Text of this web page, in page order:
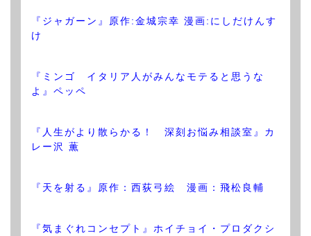
『ジャガーン』原作:金城宗幸 漫画:にしだけんす
け
『ミンゴ イタリア人がみんなモテると思うな
よ』ペッペ
『人生がより散らかる！ 深刻お悩み相談室』カ
レー沢 薫
『天を射る』原作：西荻弓絵 漫画：飛松良輔
『気まぐれコンセプト』ホイチョイ・プロダクシ